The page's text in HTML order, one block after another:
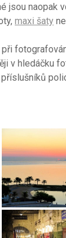
jsou naopak
maxi šaty
v hledáčku